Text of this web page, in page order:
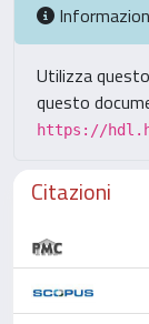
Utilizza
questo
https://
Citazioni